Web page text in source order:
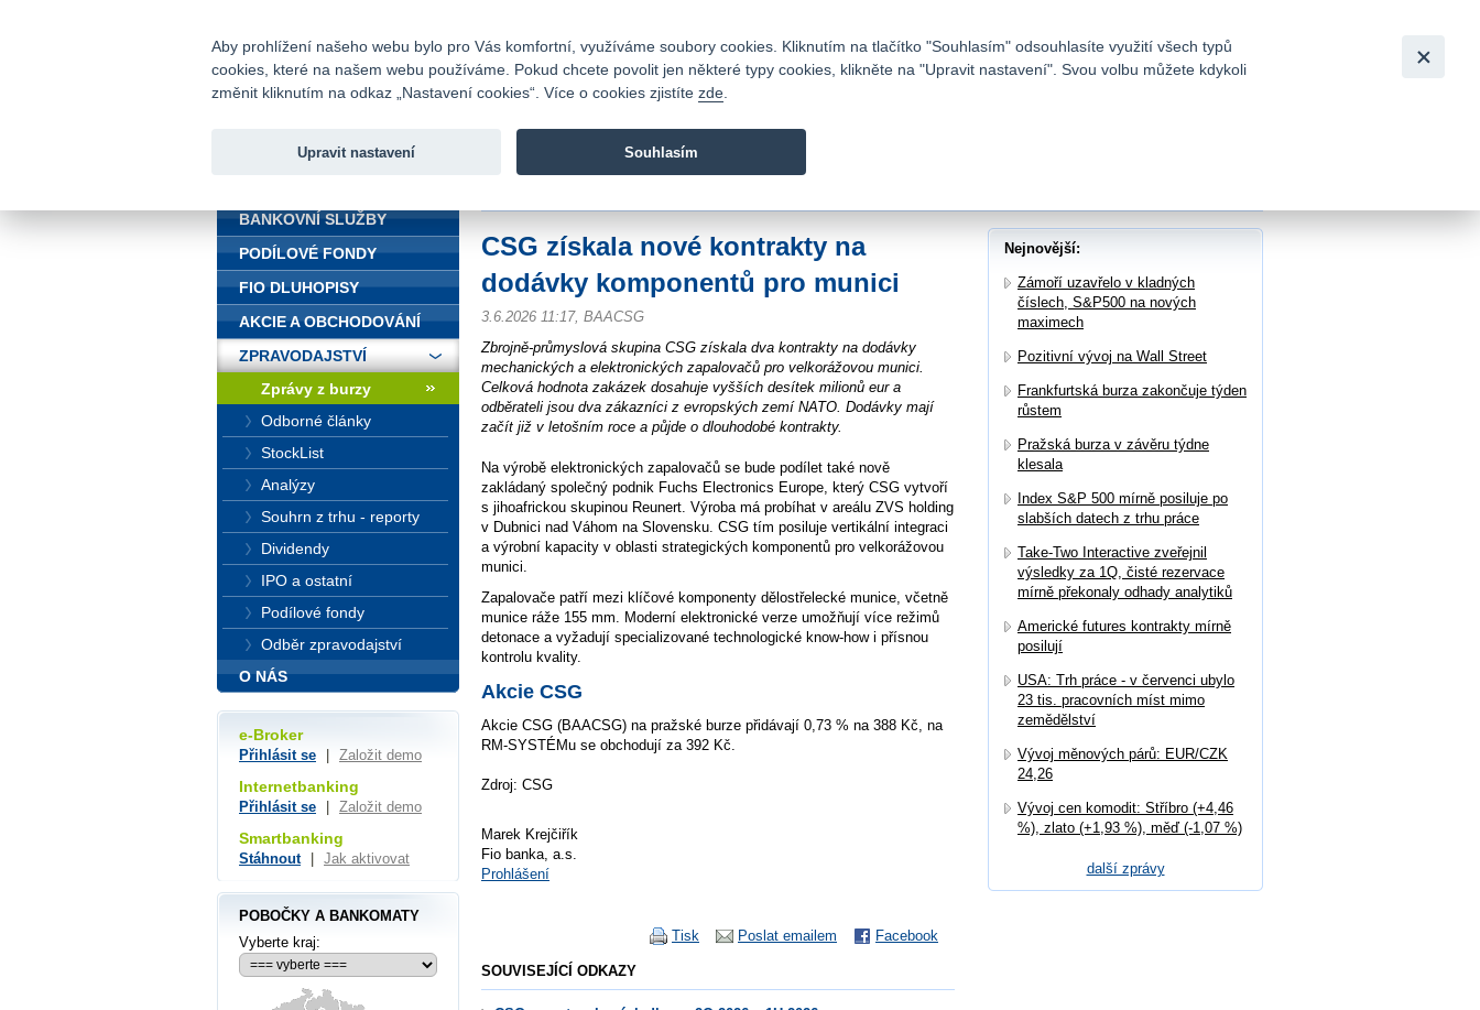
Fio banka
Fio banka je moderní česká banka. Poskytuje účty bez poplatků a
CSG získala nové kontrakty na
dodávky komponentů pro munici
3.6.2026 11:17, BAACSG
Zbrojně-průmyslová skupina CSG získala dva kontrakty na dodávky
mechanických a elektronických zapalovačů pro velkorážovou munici.
Celková hodnota zakázek dosahuje vyšších desítek milionů eur a
odběrateli jsou dva zákazníci z evropských zemí NATO. Dodávky mají
začít již v letošním roce a půjde o dlouhodobé kontrakty.
Na výrobě elektronických zapalovačů se bude podílet také nově
zakládaný společný podnik Fuchs Electronics Europe, který CSG vytvoří
s jihoafrickou skupinou Reunert. Výroba má probíhat v areálu ZVS holding
v Dubnici nad Váhom na Slovensku. CSG tím posiluje vertikální integraci
a výrobní kapacity v oblasti strategických komponentů pro velkorážovou
munici.
Zapalovače patří mezi klíčové komponenty dělostřelecké munice, včetně
munice ráže 155 mm. Moderní elektronické verze umožňují více režimů
detonace a vyžadují specializované technologické know-how i přísnou
kontrolu kvality.
Akcie CSG
Akcie CSG (BAACSG) na pražské burze přidávají 0,73 % na 388 Kč, na
RM-SYSTÉMu se obchodují za 392 Kč.
Zdroj: CSG
Marek Krejčiřík
Fio banka, a.s.
Prohlášení
Facebook
Poslat emailem
Tisk
SOUVISEJÍCÍ ODKAZY
Nejnovější:
Zámoří uzavřelo v kladných
číslech, S&P500 na nových
maximech
Pozitivní vývoj na Wall Street
Frankfurtská burza zakončuje týden
růstem
Pražská burza v závěru týdne
klesala
Index S&P 500 mírně posiluje po
slabších datech z trhu práce
Take-Two Interactive zveřejnil
výsledky za 1Q, čisté rezervace
mírně překonaly odhady analytiků
Americké futures kontrakty mírně
posilují
USA: Trh práce - v červenci ubylo
23 tis. pracovních míst mimo
zemědělství
Vývoj měnových párů: EUR/CZK
24,26
Vývoj cen komodit: Stříbro (+4,46
%), zlato (+1,93 %), měď (-1,07 %)
další zprávy
BANKOVNÍ SLUŽBY
PODÍLOVÉ FONDY
FIO DLUHOPISY
AKCIE A OBCHODOVÁNÍ
ZPRAVODAJSTVÍ
Zprávy z burzy
Odborné články
StockList
Analýzy
Souhrn z trhu - reporty
Dividendy
IPO a ostatní
Podílové fondy
Odběr zpravodajství
O NÁS
e-Broker
Přihlásit se Založit demo
Internetbanking
Přihlásit se Založit demo
Smartbanking
Stáhnout Jak aktivovat
POBOČKY A BANKOMATY
Vyberte kraj:
Aby prohlížení našeho webu bylo pro Vás komfortní, využíváme soubory cookies. Kliknutím na tlačítko "Souhlasím" odsouhlasíte využití všech typů
cookies, které na našem webu používáme. Pokud chcete povolit jen některé typy cookies, klikněte na "Upravit nastavení". Svou volbu můžete kdykoli
změnit kliknutím na odkaz „Nastavení cookies“. Více o cookies zjistíte zde
Upravit nastavení Souhlasím